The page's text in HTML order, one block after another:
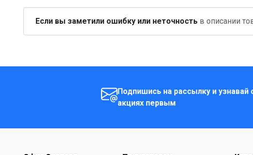
Если вы заметили ошибку или неточность в описании
Подпишись на рассылку и узнавай
акциях первым